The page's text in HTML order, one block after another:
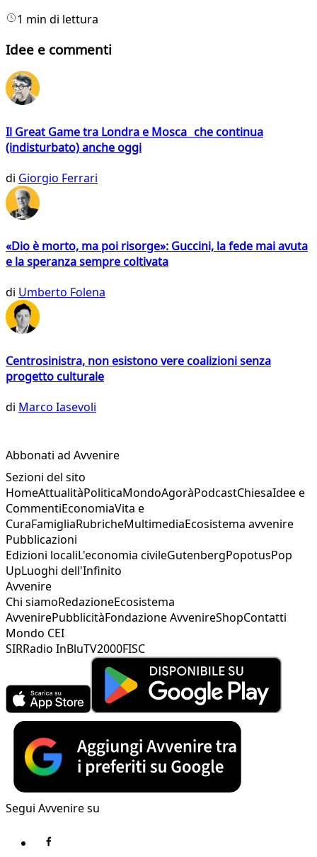
1 min di lettura
Idee e commenti
Il Great Game tra Londra e Mosca che continua
(indisturbato) anche oggi
di Giorgio Ferrari
«Dio è morto, ma poi risorge»: Guccini, la fede mai avuta
e la speranza sempre coltivata
di Umberto Folena
Centrosinistra, non esistono vere coalizioni senza
progetto culturale
di Marco Iasevoli
Abbonati ad Avvenire
Sezioni del sito
HomeAttualitàPoliticaMondoAgoràPodcastChiesaIdee e
CommentiEconomiaVita e
CuraFamigliaRubricheMultimediaEcosistema avvenire
Pubblicazioni
Edizioni localiL'economia civileGutenbergPopotusPop
UpLuoghi dell'Infinito
Avvenire
Chi siamoRedazioneEcosistema
AvvenirePubblicitàFondazione AvvenireShopContatti
Mondo CEI
SIRRadio InBluTV2000FISC
Segui Avvenire su